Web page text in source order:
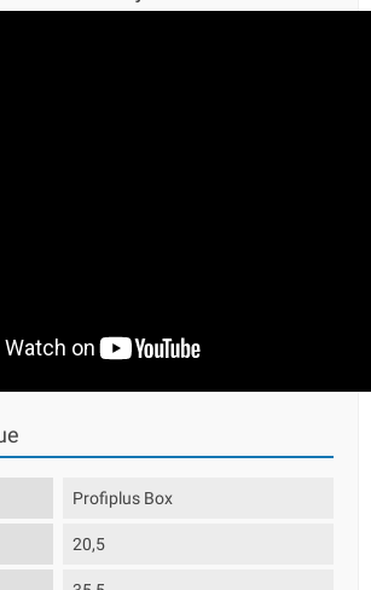
Profiplus Box
20,5